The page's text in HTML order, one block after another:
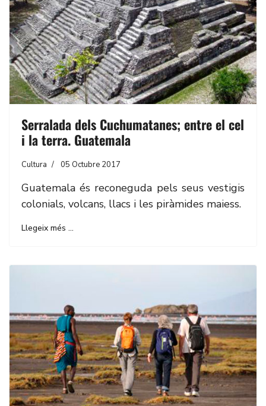
Serralada dels Cuchumatanes; entre el cel
i la terra. Guatemala
Cultura 05 Octubre 2017
Guatemala és reconeguda pels seus vestigis
colonials, volcans, llacs i les piràmides maiess.
Llegeix més …